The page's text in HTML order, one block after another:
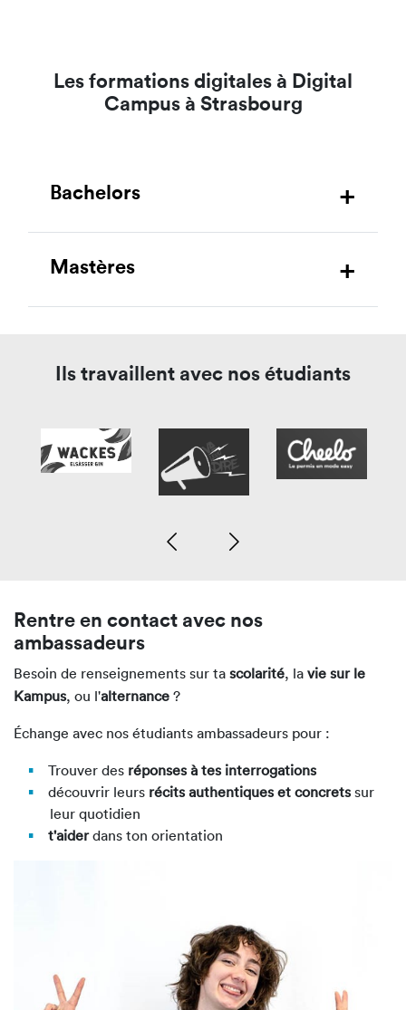
Les formations digitales à Digital
Campus à Strasbourg
Bachelors
Mastères
Ils travaillent avec nos étudiants
Rentre en contact avec nos
ambassadeurs
Besoin de renseignements sur ta scolarité, la vie sur le
Kampus, ou l'alternance ?
Échange avec nos étudiants ambassadeurs pour :
Trouver des réponses à tes interrogations
découvrir leurs récits authentiques et concretssur
leur quotidien
t'aiderdans ton orientation